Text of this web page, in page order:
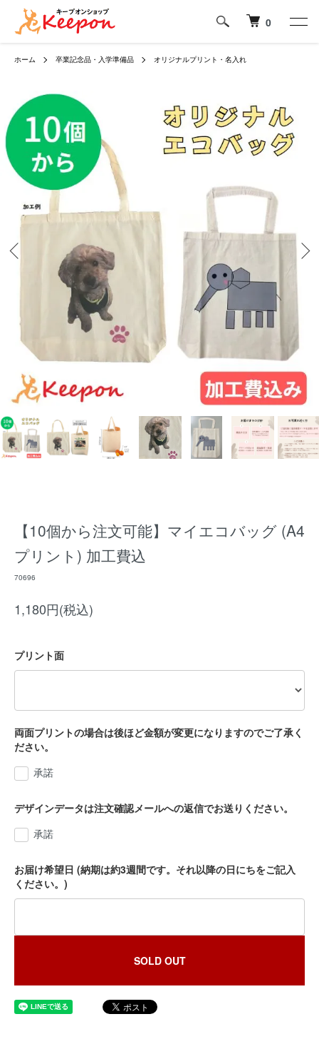
0
ホーム 卒業記念品・入学準備品 オリジナルプリント・名入れ
【10個から注文可能】マイエコバッグ (A4
プリント) 加工費込
70696
1,180円(税込)
プリント面
両面プリントの場合は後ほど金額が変更になりますのでご了承く
ださい。
承諾
デザインデータは注文確認メールへの返信でお送りください。
承諾
お届け希望日 (納期は約3週間です。それ以降の日にちをご記入
ください。)
SOLD OUT